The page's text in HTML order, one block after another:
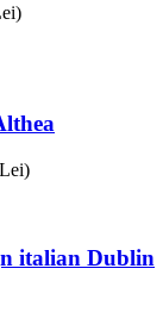
italian Dublin